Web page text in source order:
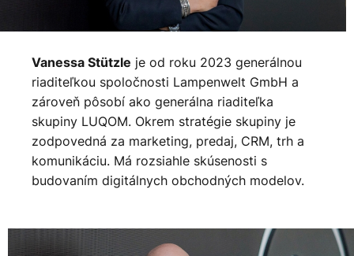
Vanessa Stützle je od roku 2023 generálnou
riaditeľkou spoločnosti Lampenwelt GmbH a
zároveň pôsobí ako generálna riaditeľka
skupiny LUQOM. Okrem stratégie skupiny je
zodpovedná za marketing, predaj, CRM, trh a
komunikáciu. Má rozsiahle skúsenosti s
budovaním digitálnych obchodných modelov.